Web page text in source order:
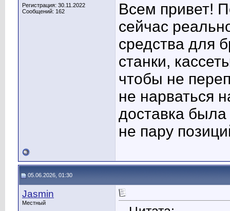
Регистрация: 30.11.2022
Сообщений: 162
Всем привет!
сейчас
средства для
станки,
чтобы не
не нарваться
доставка
не пару
05.06.2026, 01:30
Jasmin
Местный